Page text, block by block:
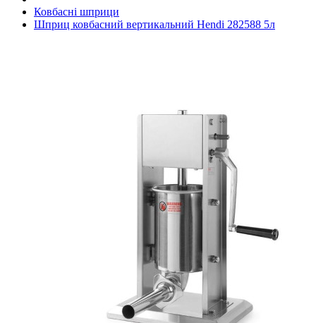
Ковбасні шприци
Шприц ковбасний вертикальний Hendi 282588 5л